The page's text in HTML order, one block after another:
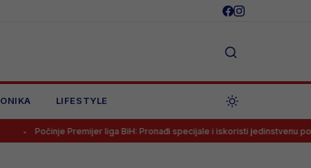
LIFESTYLE
Premijer liga BiH: Pronađi specijale i iskoristi jedinstvenu ponudu